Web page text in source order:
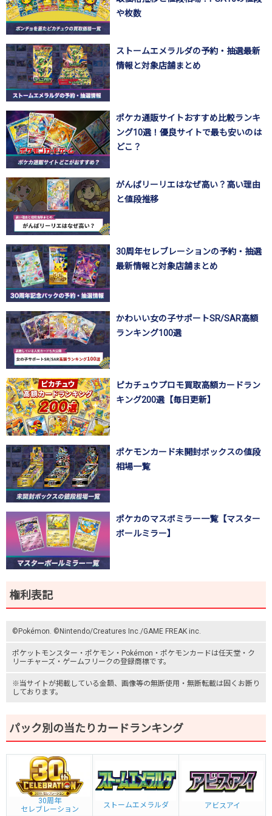
や枚数
ストームエメラルダの予約・抽選最新
情報と対象店舗まとめ
ポケカ通販サイトおすすめ比較ランキ
ング10選！優良サイトで最も安いのは
どこ？
がんばリーリエはなぜ高い？高い理由
と値段推移
30周年セレブレーションの予約・抽選
最新情報と対象店舗まとめ
かわいい女の子サポートSR/SAR高額
ランキング100選
ピカチュウプロモ買取高額カードラン
キング200選【毎日更新】
ポケモンカード未開封ボックスの値段
相場一覧
ポケカのマスボミラー一覧【マスター
ボールミラー】
権利表記
©Pokémon. ©Nintendo/Creatures Inc./GAME FREAK inc.
ポケットモンスター ・ポケモン・Pokémon・ ポケモンカードは任天堂・ ク
リーチャーズ ・ ゲームフリークの登録商標です。
※当サイトが掲載している金額、画像等の無断使用・無断転載は固くお断り
しております。
パック別の当たりカードランキング
30周年
セレブレーション
ストームエメラルダ アビスアイ